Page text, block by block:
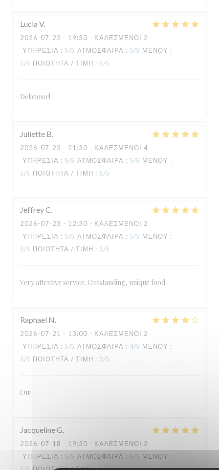
Lucia V
2026-07-22 - 19:30 - ΚΑΛΕΣΜΈΝΟΙ 2
ΥΠΗΡΕΣΊΑ : 5/5 ΑΤΜΌΣΦΑΙΡΑ : 5/5 ΜΕΝΟΎ :
5/5 ΠΟΙΌΤΗΤΑ / ΤΙΜΉ : 5/5
Delicioso!!
Juliette B
2026-07-23 - 21:30 - ΚΑΛΕΣΜΈΝΟΙ 4
ΥΠΗΡΕΣΊΑ : 5/5 ΑΤΜΌΣΦΑΙΡΑ : 5/5 ΜΕΝΟΎ :
5/5 ΠΟΙΌΤΗΤΑ / ΤΙΜΉ : 5/5
JeffreyC
2026-07-23 - 12:30 - ΚΑΛΕΣΜΈΝΟΙ 2
ΥΠΗΡΕΣΊΑ : 5/5 ΑΤΜΌΣΦΑΙΡΑ : 5/5 ΜΕΝΟΎ :
5/5 ΠΟΙΌΤΗΤΑ / ΤΙΜΉ : 5/5
Very attentive service. Outstanding, unique food.
Raphael N
2026-07-21 - 13:00 - ΚΑΛΕΣΜΈΝΟΙ 2
ΥΠΗΡΕΣΊΑ : 5/5 ΑΤΜΌΣΦΑΙΡΑ : 4/5 ΜΕΝΟΎ :
5/5 ΠΟΙΌΤΗΤΑ / ΤΙΜΉ : 3/5
Oui
JacquelineG
2026-07-18 - 19:30 - ΚΑΛΕΣΜΈΝΟΙ 2
ΥΠΗΡΕΣΊΑ : 5/5 ΑΤΜΌΣΦΑΙΡΑ : 5/5 ΜΕΝΟΎ :